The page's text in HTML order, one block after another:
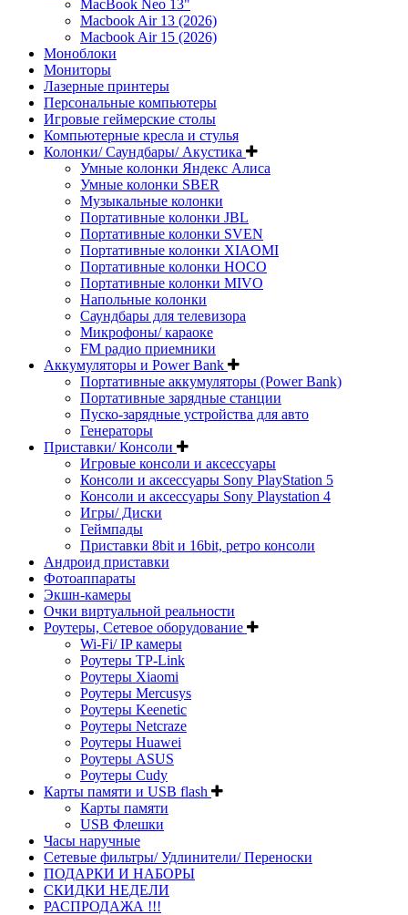
MacBook Neo 13"
Macbook Air 13 (2026)
Macbook Air 15 (2026)
Моноблоки
Мониторы
Лазерные принтеры
Персональные компьютеры
Игровые геймерские столы
Компьютерные кресла и стулья
Колонки/ Саундбары/ Акустика
Умные колонки Яндекс Алиса
Умные колонки SBER
Музыкальные колонки
Портативные колонки JBL
Портативные колонки SVEN
Портативные колонки XIAOMI
Портативные колонки HOCO
Портативные колонки MIVO
Напольные колонки
Саундбары для телевизора
Микрофоны/ караоке
FM радио приемники
Аккумуляторы и Power Bank
Портативные аккумуляторы (Power Bank)
Портативные зарядные станции
Пуско-зарядные устройства для авто
Генераторы
Приставки/ Консоли
Игровые консоли и аксессуары
Консоли и аксессуары Sony PlayStation 5
Консоли и аксессуары Sony Playstation 4
Игры/ Диски
Геймпады
Приставки 8bit и 16bit, ретро консоли
Андроид приставки
Фотоаппараты
Экшн-камеры
Очки виртуальной реальности
Роутеры, Сетевое оборудование
Wi-Fi/ IP камеры
Роутеры TP-Link
Роутеры Xiaomi
Роутеры Mercusys
Роутеры Keenetic
Роутеры Netcraze
Роутеры Huawei
Роутеры ASUS
Роутеры Cudy
Карты памяти и USB flash
Карты памяти
USB Флешки
Часы наручные
Сетевые фильтры/ Удлинители/ Переноски
ПОДАРКИ И НАБОРЫ
СКИДКИ НЕДЕЛИ
РАСПРОДАЖА !!!